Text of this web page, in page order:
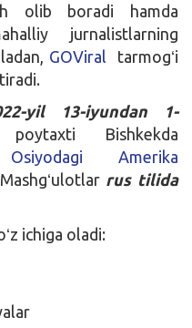
olib boradi hamda
jurnalistlarning
GOViral
tarmogʻi
yil 13-iyundan 1-
poytaxti Bishkekda
Amerika
rus tilida
ichiga oladi: